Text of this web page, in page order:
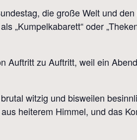
die große Welt und
„Kumpelkabarett“ oder
Auftritt zu Auftritt, weil ein
witzig und bisweilen
heiterem Himmel, und das